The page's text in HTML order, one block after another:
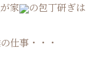
家 の包丁研ぎは
仕事・・・